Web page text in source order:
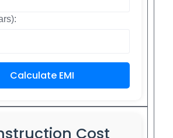
Calculate EMI
Cost